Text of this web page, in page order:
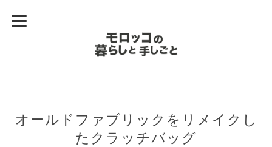
オールドファブリックをリメイクし
たクラッチバッグ